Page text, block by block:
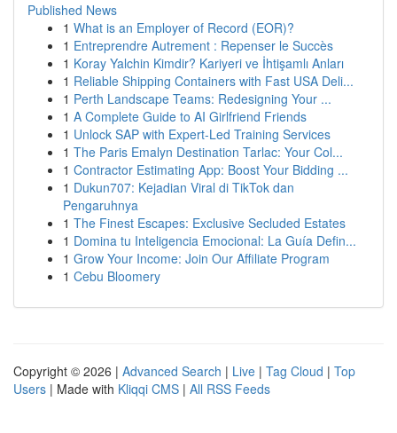
Published News
1 What is an Employer of Record (EOR)?
1 Entreprendre Autrement : Repenser le Succès
1 Koray Yalchin Kimdir? Kariyeri ve İhtişamlı Anları
1 Reliable Shipping Containers with Fast USA Deli...
1 Perth Landscape Teams: Redesigning Your ...
1 A Complete Guide to AI Girlfriend Friends
1 Unlock SAP with Expert-Led Training Services
1 The Paris Emalyn Destination Tarlac: Your Col...
1 Contractor Estimating App: Boost Your Bidding ...
1 Dukun707: Kejadian Viral di TikTok dan
Pengaruhnya
1 The Finest Escapes: Exclusive Secluded Estates
1 Domina tu Inteligencia Emocional: La Guía Defin...
1 Grow Your Income: Join Our Affiliate Program
1 Cebu Bloomery
Copyright © 2026 | Advanced Search | Live | Tag Cloud | Top
Users | Made with Kliqqi CMS | All RSS Feeds